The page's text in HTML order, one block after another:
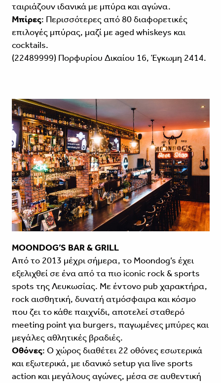
ταιριάζουν ιδανικά με μπύρα και αγώνα.
Μπίρες: Περισσότερες από 80 διαφορετικές
επιλογές μπύρας, μαζί με aged whiskeys και
cocktails.
(22489999) Πορφυρίου Δικαίου 16, Έγκωμη 2414.
MOONDOG’S BAR & GRILL
Από το 2013 μέχρι σήμερα, το Moondog’s έχει
εξελιχθεί σε ένα από τα πιο iconic rock & sports
spots της Λευκωσίας. Με έντονο pub χαρακτήρα,
rock αισθητική, δυνατή ατμόσφαιρα και κόσμο
που ζει το κάθε παιχνίδι, αποτελεί σταθερό
meeting point για burgers, παγωμένες μπύρες και
μεγάλες αθλητικές βραδιές.
Οθόνες: Ο χώρος διαθέτει 22 οθόνες εσωτερικά
και εξωτερικά, με ιδανικό setup για live sports
action και μεγάλους αγώνες, μέσα σε αυθεντική